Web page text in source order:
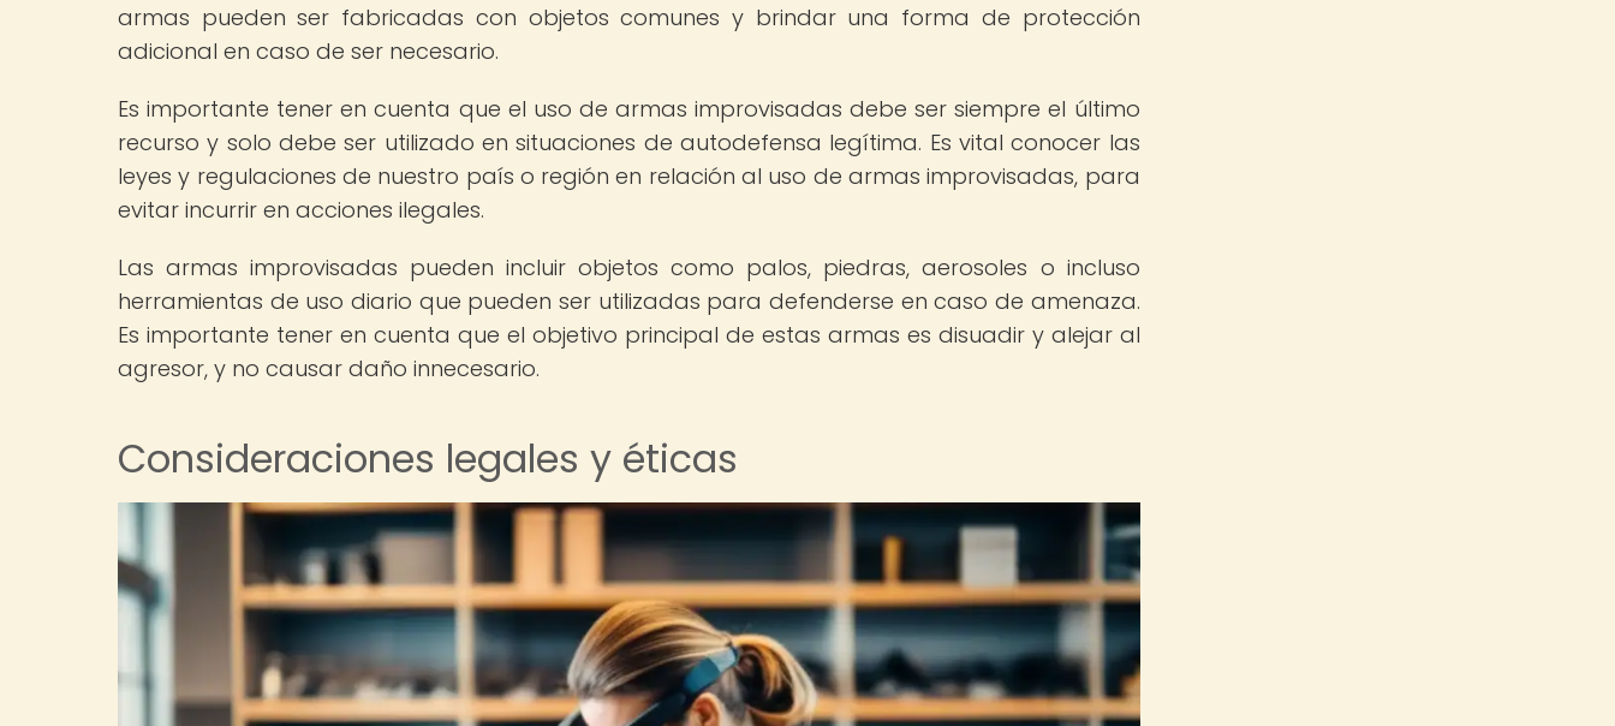
armas pueden ser fabricadas con objetos comunes y brindar una forma de protección
adicional en caso de ser necesario.
Es importante tener en cuenta que el uso de armas improvisadas debe ser siempre el último
recurso y solo debe ser utilizado en situaciones de autodefensa legítima. Es vital conocer las
leyes y regulaciones de nuestro país o región en relación al uso de armas improvisadas, para
evitar incurrir en acciones ilegales.
Las armas improvisadas pueden incluir objetos como palos, piedras, aerosoles o incluso
herramientas de uso diario que pueden ser utilizadas para defenderse en caso de amenaza.
Es importante tener en cuenta que el objetivo principal de estas armas es disuadir y alejar al
agresor, y no causar daño innecesario.
Consideraciones legales y éticas